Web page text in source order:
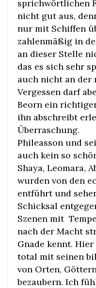
sprichwörtlichen
nicht gut aus,
nur mit Schiffen
zahlenmäßig in
an dieser Stelle
das es sich sehr
auch nicht an der
Vergessen darf
Beorn ein
ihn abschreibt
Überraschung.
Phileasson und
auch kein so
Shaya, Leomara,
wurden von den
entführt und
Schicksal
Szenen mit
nach der Macht
Gnade kennt.
total mit seinen
von Orten,
bezaubern. Ich